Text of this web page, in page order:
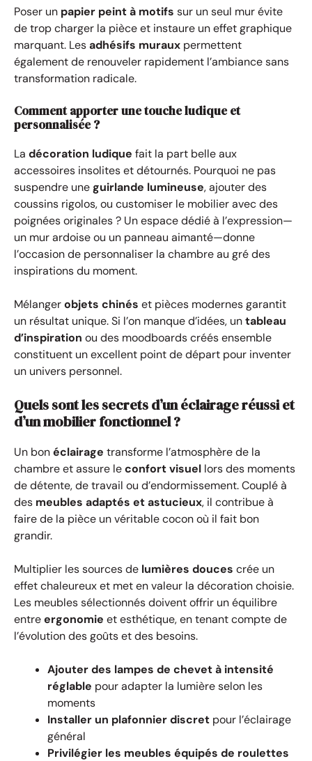
Poser un papier peint à motifs sur un seul mur évite
de trop charger la pièce et instaure un effet graphique
marquant. Lesadhésifs muraux permettent
également de renouveler rapidement l’ambiance sans
transformation radicale.
Comment apporter une touche ludique et
personnalisée ?
La décoration ludique fait la part belle aux
accessoires insolites et détournés. Pourquoi ne pas
suspendre uneguirlande lumineuse, ajouter des
coussins rigolos, ou customiser le mobilier avec des
poignées originales ? Un espace dédié à l’expression—
un mur ardoise ou un panneau aimanté—donne
l’occasion de personnaliser la chambre au gré des
inspirations du moment.
Mélangerobjets chinés et pièces modernes garantit
un résultat unique. Si l’on manque d’idées, untableau
d’inspiration ou des moodboards créés ensemble
constituent un excellent point de départ pour inventer
un univers personnel.
Quels sont les secrets d’un éclairage réussi et
d’un mobilier fonctionnel ?
Un bonéclairage transforme l’atmosphère de la
chambre et assure leconfort visuel lors des moments
de détente, de travail ou d’endormissement. Couplé à
des meubles adaptés et astucieux, il contribue à
faire de la pièce un véritable cocon où il fait bon
grandir.
Multiplier les sources de lumières douces crée un
effet chaleureux et met en valeur la décoration choisie.
Les meubles sélectionnés doivent offrir un équilibre
entreergonomie et esthétique, en tenant compte de
l’évolution des goûts et des besoins.
Ajouter des lampes de chevet à intensité
réglable pour adapter la lumière selon les
moments
Installer un plafonnier discret pour l’éclairage
général
Privilégier les meubles équipés de roulettes